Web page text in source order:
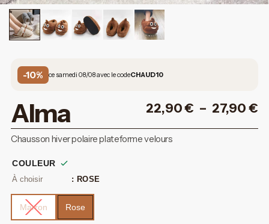
-10% ce samedi 08/08 avec le codeCHAUD10
Alma 22,90€ – 27,90€
Chausson hiver polaire plateforme velours
COULEUR
: ROSE
Marron Rose